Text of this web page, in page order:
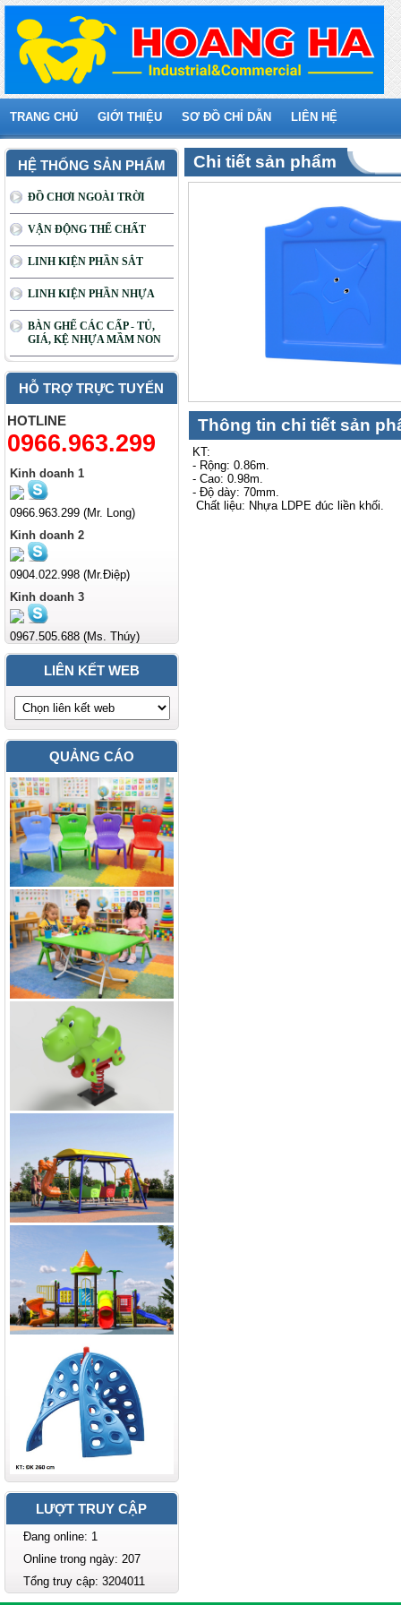
TRANG CHỦ GIỚI THIỆU SƠ ĐỒ CHỈ DẪN LIÊN HỆ
HỆ THỐNG SẢN PHẨM
ĐỒ CHƠI NGOÀI TRỜI
VẬN ĐỘNG THỂ CHẤT
LINH KIỆN PHẦN SẮT
LINH KIỆN PHẦN NHỰA
BÀN GHẾ CÁC CẤP - TỦ,
GIÁ, KỆ NHỰA MẦM NON
HỖ TRỢ TRỰC TUYẾN
HOTLINE
0966.963.299
Kinh doanh 1
0966.963.299 (Mr. Long)
Kinh doanh 2
0904.022.998 (Mr.Điệp)
Kinh doanh 3
0967.505.688 (Ms. Thúy)
LIÊN KẾT WEB
QUẢNG CÁO
LƯỢT TRUY CẬP
Đang online: 1
Online trong ngày: 207
Tổng truy cập: 3204011
Chi tiết sản phẩm
Thông tin chi tiết sản
KT:
- Rộng: 0.86m.
- Cao: 0.98m.
- Độ dày: 70mm.
Chất liệu: Nhựa LDPE đúc liền khối.